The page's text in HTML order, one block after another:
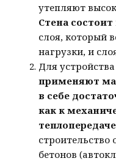
утепляют
Стена состоит
слоя, который
нагрузки, и
Для
применяют
в себе
как к
теплопередаче
строительство
бетонов